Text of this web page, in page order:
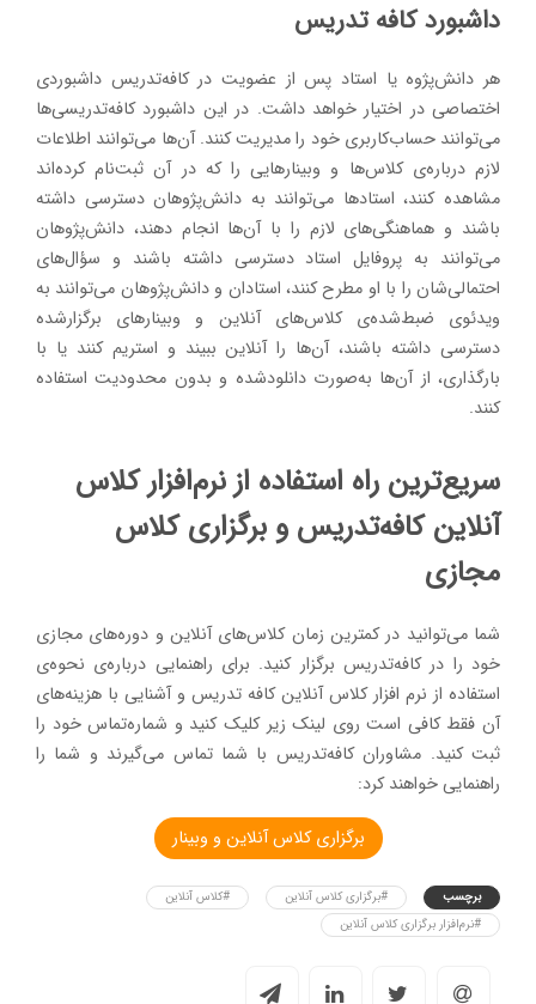
داشبورد کافه تدریس
هر دانش‌پژوه یا استاد پس از عضویت در کافه‌تدریس داشبوردی
اختصاصی در اختیار خواهد داشت. در این داشبورد کافه‌تدریسی‌ها
می‌توانند حساب‌کاربری خود را مدیریت کنند. آن‌ها می‌توانند اطلاعات
لازم درباره‌ی کلاس‌ها و وبینارهایی را که در آن ثبت‌نام کرده‌اند
مشاهده کنند، استادها می‌توانند به دانش‌پژوهان دسترسی داشته
باشند و هماهنگی‌های لازم را با آن‌ها انجام دهند، دانش‌پژوهان
می‌توانند به پروفایل استاد دسترسی داشته باشند و سؤال‌های
احتمالی‌شان را با او مطرح کنند، استادان و دانش‌پژوهان می‌توانند به
ویدئوی ضبط‌شده‌ی کلاس‌های آنلاین و وبینارهای برگزارشده
دسترسی داشته باشند، آن‌ها را آنلاین ببیند و استریم کنند یا با
بارگذاری، از آن‌ها به‌صورت دانلودشده و بدون محدودیت استفاده
کنند.
سریع‌ترین راه استفاده از نرم‌افزار کلاس
آنلاین کافه‌تدریس و برگزاری کلاس
مجازی
شما می‌توانید در کمترین زمان کلاس‌های آنلاین و دوره‌های مجازی
خود را در کافه‌تدریس برگزار کنید. برای راهنمایی درباره‌ی نحوه‌ی
استفاده از نرم افزار کلاس آنلاین کافه تدریس و آشنایی با هزینه‌های
آن فقط کافی است روی لینک زیر کلیک کنید و شماره‌تماس خود را
ثبت کنید. مشاوران کافه‌تدریس با شما تماس می‌گیرند و شما را
راهنمایی خواهند کرد:
برگزاری کلاس آنلاین و وبینار
برچسب #برگزاری کلاس آنلاین
#کلاس آنلاین
#نرم‌افزار برگزاری کلاس آنلاین